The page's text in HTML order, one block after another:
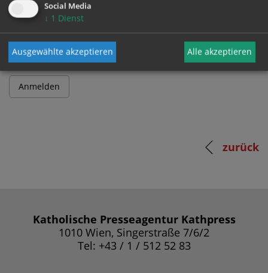
Passwort
zurück
Katholische Presseagentur Kathpress
1010 Wien, Singerstraße 7/6/2
Tel: +43 / 1 / 512 52 83
Social Media
↓ 1 Dienst
Ausgewählte akzeptieren Alle akzeptieren